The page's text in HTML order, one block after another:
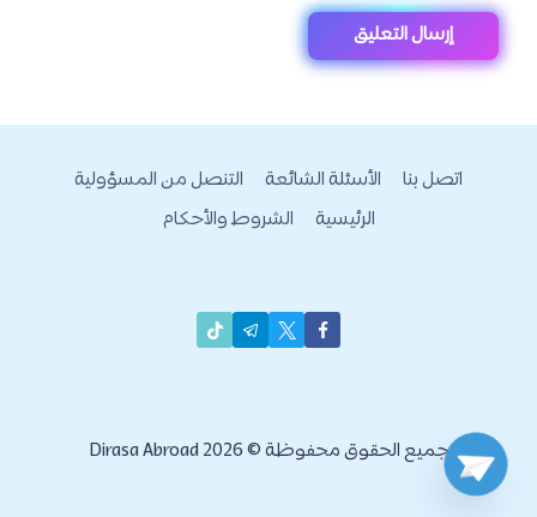
اتصل بنا الأسئلة الشائعة
التنصل من المسؤولية
الرئيسية
الشروط والأحكام
جميع الحقوق محفوظة © 2026 Dirasa Abroad